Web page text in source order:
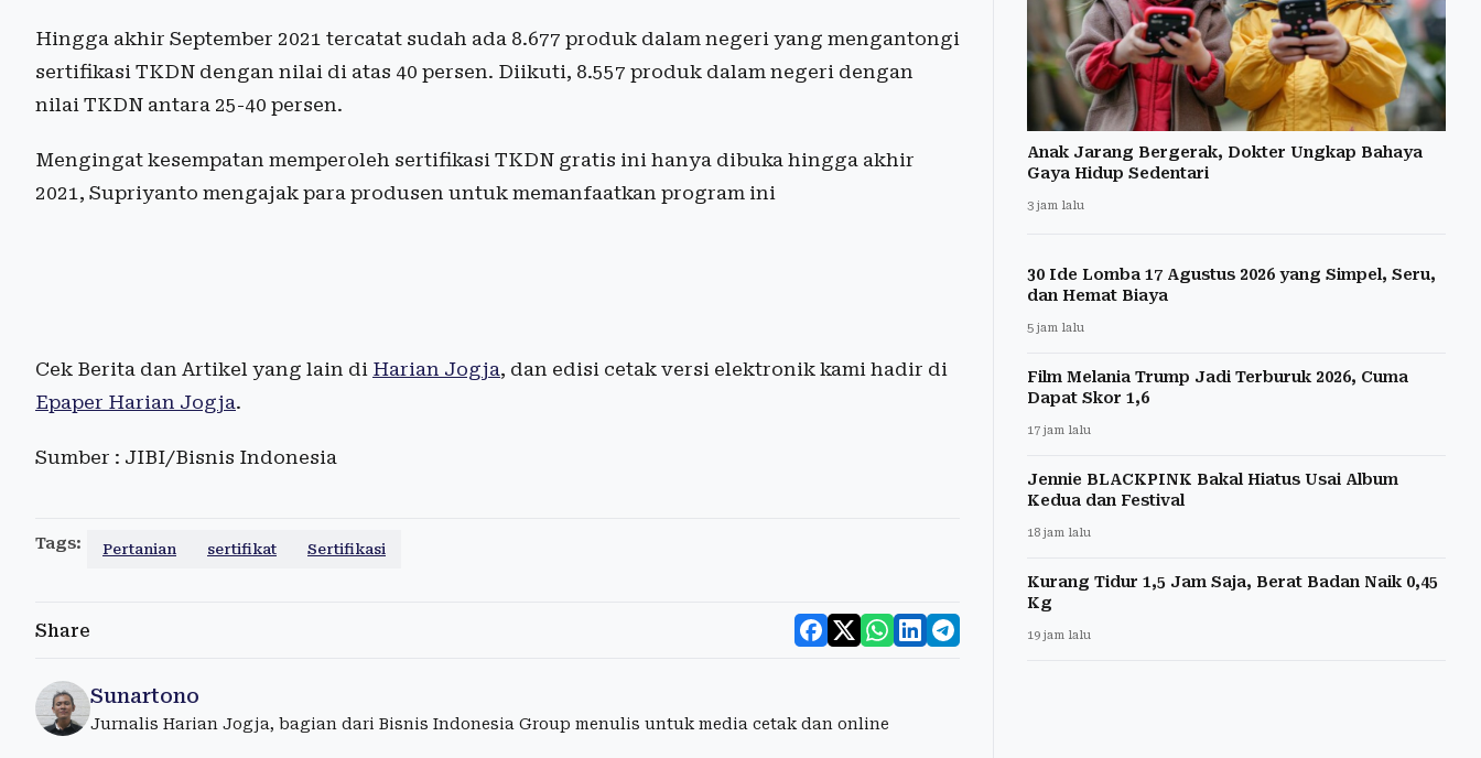
Hingga akhir September 2021 tercatat sudah ada 8.677 produk dalam negeri yang mengantongi
sertifikasi TKDN dengan nilai di atas 40 persen. Diikuti, 8.557 produk dalam negeri dengan
nilai TKDN antara 25-40 persen.
Mengingat kesempatan memperoleh sertifikasi TKDN gratis ini hanya dibuka hingga akhir
2021, Supriyanto mengajak para produsen untuk memanfaatkan program ini
Cek Berita dan Artikel yang lain di Harian Jogja, dan edisi cetak versi elektronik kami hadir di
Epaper Harian Jogja.
Sumber : JIBI/Bisnis Indonesia
Tags: Pertanian sertifikat Sertifikasi
Share
Sunartono
Jurnalis Harian Jogja, bagian dari Bisnis Indonesia Group menulis untuk media cetak dan online
Anak Jarang Bergerak, Dokter Ungkap Bahaya
Gaya Hidup Sedentari
3 jam lalu
30 Ide Lomba 17 Agustus 2026 yang Simpel, Seru,
dan Hemat Biaya
5 jam lalu
Film Melania Trump Jadi Terburuk 2026, Cuma
Dapat Skor 1,6
17 jam lalu
Jennie BLACKPINK Bakal Hiatus Usai Album
Kedua dan Festival
18 jam lalu
Kurang Tidur 1,5 Jam Saja, Berat Badan Naik 0,45
Kg
19 jam lalu